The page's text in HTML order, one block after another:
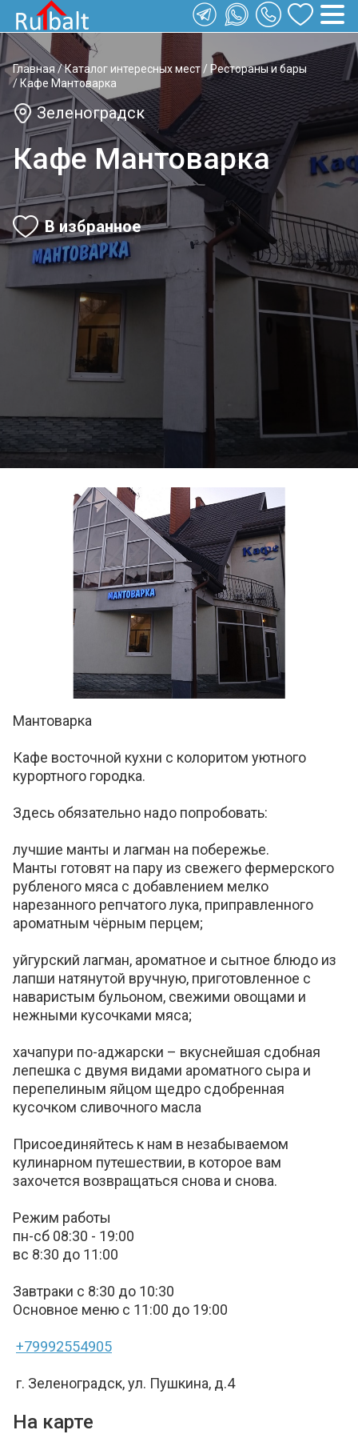
Главная /Каталог интересных мест / Рестораны и бары
/ Кафе Мантоварка
Зеленоградск
Кафе Мантоварка
В избранное
Мантоварка
Кафе восточной кухни с колоритом уютного
курортного городка.
Здесь обязательно надо попробовать:
лучшие манты и лагман на побережье.
Манты готовят на пару из свежего фермерского
рубленого мяса с добавлением мелко
нарезанного репчатого лука, приправленного
ароматным чёрным перцем;
уйгурский лагман, ароматное и сытное блюдо из
лапши натянутой вручную, приготовленное с
наваристым бульоном, свежими овощами и
нежными кусочками мяса;
хачапури по-аджарски – вкуснейшая сдобная
лепешка с двумя видами ароматного сыра и
перепелиным яйцом щедро сдобренная
кусочком сливочного масла
Присоединяйтесь к нам в незабываемом
кулинарном путешествии, в которое вам
захочется возвращаться снова и снова.
Режим работы
пн-cб 08:30 - 19:00
вс 8:30 до 11:00
Завтраки с 8:30 до 10:30
Основное меню с 11:00 до 19:00
+79992554905
г. Зеленоградск, ул. Пушкина, д.4
На карте